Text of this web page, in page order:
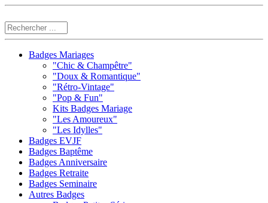
Badges Mariages
"Chic & Champêtre"
"Doux & Romantique"
"Rétro-Vintage"
"Pop & Fun"
Kits Badges Mariage
"Les Amoureux"
"Les Idylles"
Badges EVJF
Badges Baptême
Badges Anniversaire
Badges Retraite
Badges Seminaire
Autres Badges